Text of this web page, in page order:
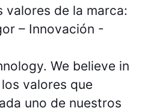
valores de la marca:
– Innovación -
We believe in
valores que
uno de nuestros